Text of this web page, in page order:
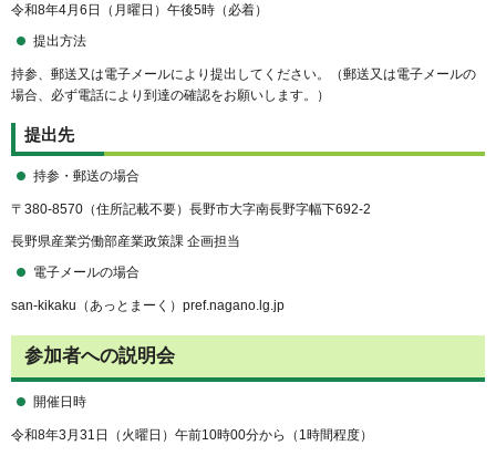
令和8年4月6日（月曜日）午後5時（必着）
提出方法
持参、郵送又は電子メールにより提出してください。（郵送又は電子メールの
場合、必ず電話により到達の確認をお願いします。）
提出先
持参・郵送の場合
〒380-8570（住所記載不要）長野市大字南長野字幅下692-2
長野県産業労働部産業政策課 企画担当
電子メールの場合
san-kikaku（あっとまーく）pref.nagano.lg.jp
参加者への説明会
開催日時
令和8年3月31日（火曜日）午前10時00分から（1時間程度）